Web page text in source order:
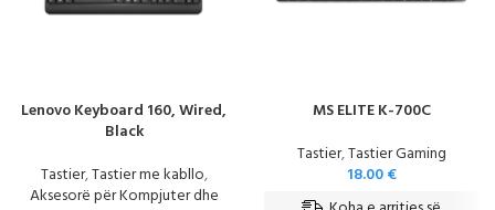
Lenovo Keyboard 160, Wired,
Black
Tastier,Tastier me kabllo,
Aksesorë për Kompjuter dhe
MS ELITE K-700C
Tastier,Tastier Gaming
18.00€